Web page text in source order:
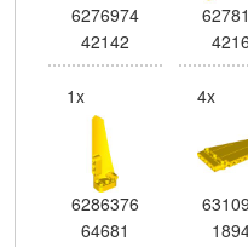
6276974
42142
1x
6286376
64681
4x